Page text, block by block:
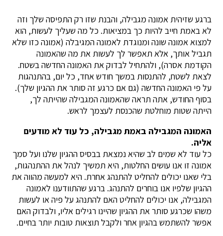
ברגע שזיהית אמונה מגבילה, והבנת שזו רק התפיסה שלך וזה
לא באמת חייב להיות כך במציאות. כל מה שעליך לעשות, הוא
למצוא אמונה שונה ומנוגדת לאמונה המגיבלה (אמונה כזו שלא
תגביל אותך, אלא תאפשר לך לעשות את מה שהאמונה
הקודמת אסרה), ולהתחיל לבדוק את האמונה החדשה בשטח.
לצאת לשטח, להתנסות במשך חודש אחד, כל יום, בהתנהגות
על פי האמונה החדשה (גם אם כרגע זה סותר את ההגיון שלך).
בסוף החודש, אתה תראה שהאמונה המגבילה שהייתה לך,
הייתה שטות מוחלטת שהכנסת לעצמך לראש.
האמונה המגבילה באמת מגבילה, כל עוד לא מודעים
אליה.
כל עוד לא שמים לב שהיא נמצאת בבסיס ההגיון שלנו ועל סמך
אמונה זו אנו עושים החלטות, היא תמשיך לנהל את ההתנהגות,
בלי שאנו יכולים להחליט להתנהג אחרת. היא למעשה מהווה את
ההגיון שלפיו אנו בוחרים להתנהג. ברגע שהתוודענו לאמונה
המגבילה, אנו יכולים להחליט האם להתנהג על פיה או לעשות
משהו שכרגע סותר את ההגיון שהיינו רגילים אליו, ולבדוק האם
אפשר להשתמש בהגיון אחר ולקבל תוצאות טובות יותר בחיים.